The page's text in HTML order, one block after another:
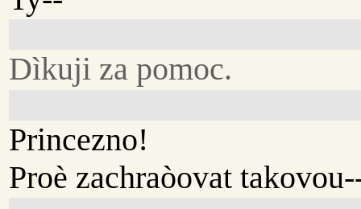
Dìkuji za pomoc.
Princezno!
Proè zachraòovat